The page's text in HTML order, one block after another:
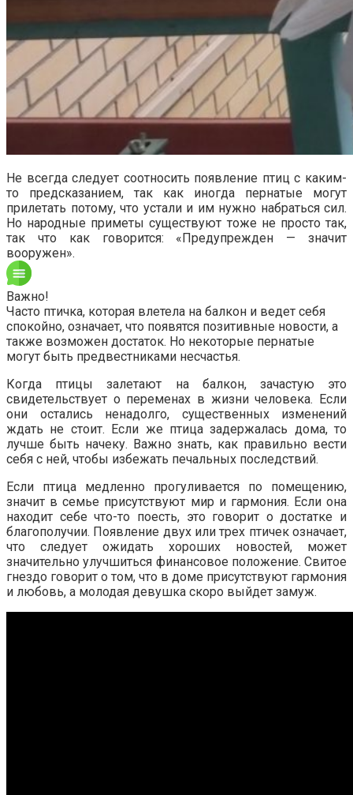
Не всегда следует соотносить появление птиц с каким-
то предсказанием, так как иногда пернатые могут
прилетать потому, что устали и им нужно набраться сил.
Но народные приметы существуют тоже не просто так,
так что как говорится: «Предупрежден — значит
вооружен».
Важно!
Часто птичка, которая влетела на балкон и ведет себя
спокойно, означает, что появятся позитивные новости, а
также возможен достаток. Но некоторые пернатые
могут быть предвестниками несчастья.
Когда птицы залетают на балкон, зачастую это
свидетельствует о переменах в жизни человека. Если
они остались ненадолго, существенных изменений
ждать не стоит. Если же птица задержалась дома, то
лучше быть начеку. Важно знать, как правильно вести
себя с ней, чтобы избежать печальных последствий.
Если птица медленно прогуливается по помещению,
значит в семье присутствуют мир и гармония. Если она
находит себе что-то поесть, это говорит о достатке и
благополучии. Появление двух или трех птичек означает,
что следует ожидать хороших новостей, может
значительно улучшиться финансовое положение. Свитое
гнездо говорит о том, что в доме присутствуют гармония
и любовь, а молодая девушка скоро выйдет замуж.